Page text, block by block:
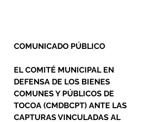
COMUNICADO PÚBLICO
EL COMITÉ MUNICIPAL EN
DEFENSA DE LOS BIENES
COMUNES Y PÚBLICOS DE
TOCOA (CMDBCPT) ANTE LAS
CAPTURAS VINCULADAS AL